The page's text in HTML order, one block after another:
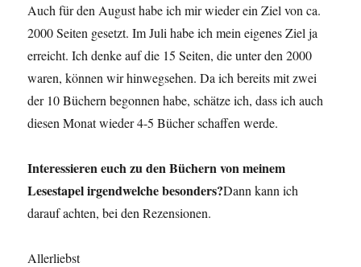
Auch für den August habe ich mir wieder ein Ziel von ca.
2000 Seiten gesetzt. Im Juli habe ich mein eigenes Ziel ja
erreicht. Ich denke auf die 15 Seiten, die unter den 2000
waren, können wir hinwegsehen. Da ich bereits mit zwei
der 10 Büchern begonnen habe, schätze ich, dass ich auch
diesen Monat wieder 4-5 Bücher schaffen werde.
Interessieren euch zu den Büchern von meinem
Lesestapel irgendwelche besonders?Dann kann ich
darauf achten, bei den Rezensionen.
Allerliebst